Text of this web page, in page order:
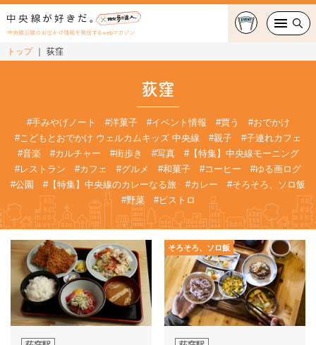
中央線沿線のお出かけ情報を発信するwebマガジン
スイーツ・テイクアウト
おでかけ
ショッピング
中央線カルチャー
特集
連載
中央線フェス
トップ 荻窪
荻窪
#手みやげノート #洋菓子 #イベント情報 #買う
#おでかけ
#こどもとおでかけ ウェルカムキッズ 中央線
#親子
#子連れカフェ
#音楽
#カルチャー #街歩き #写真
#【特集】中央線モーニング
#レストラン
#カフェ #グルメ #和菓子 #コーヒー
#ゆる画ログ
#公園
#【特集】中央線のカレーなる旅 #カレー
#そろそろ、ソロ飯
#野菜
#ビストロ
そろそろ、ソロ飯